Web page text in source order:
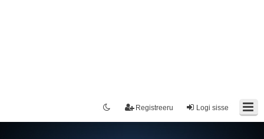
Logi sisse
Registreeru